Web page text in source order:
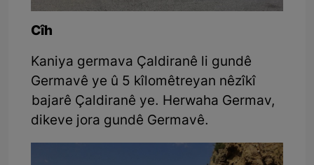
Cîh
Kaniya germava Çaldiranê li gundê
Germavê ye û 5 kîlomêtreyan nêzîkî
bajarê Çaldiranê ye. Herwaha Germav,
dikeve jora gundê Germavê.